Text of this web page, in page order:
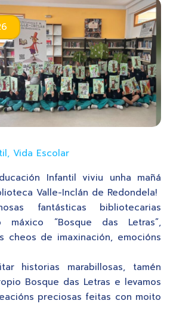
, Vida Escolar
Infantil viviu unha mañá
Valle-Inclán de Redondela!
fantásticas bibliotecarias
máxico “Bosque das Letras”,
cheos de imaxinación, emocións
historias marabillosas, tamén
Bosque das Letras e levamos
preciosas feitas con moito